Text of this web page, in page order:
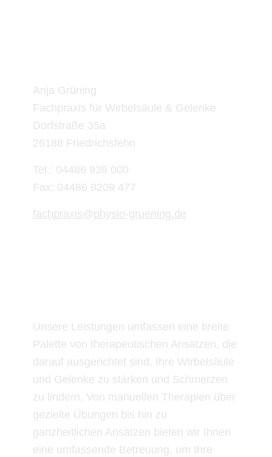
Anja Grüning
Fachpraxis für Wirbelsäule & Gelenke
Dorfstraße 35a
26188 Friedrichsfehn
Tel.: 04486 938 000
Fax: 04486 9209 477
fachpraxis@physio-gruening.de
Unsere Leistungen umfassen eine breite
Palette von therapeutischen Ansätzen, die
darauf ausgerichtet sind, Ihre Wirbelsäule
und Gelenke zu stärken und Schmerzen
zu lindern. Von manuellen Therapien über
gezielte Übungen bis hin zu
ganzheitlichen Ansätzen bieten wir Ihnen
eine umfassende Betreuung, um Ihre